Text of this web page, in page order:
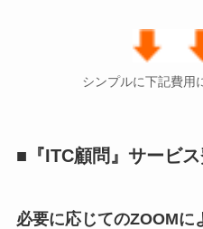
シンプルに下記費用
■『ITC顧問』サービス
必要に応じてのZOOMに